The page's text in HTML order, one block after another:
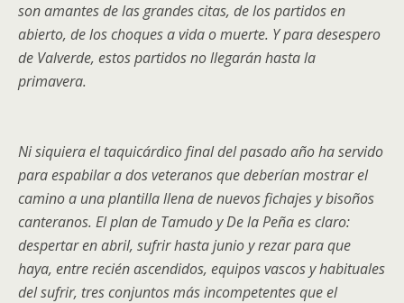
son amantes de las grandes citas, de los partidos en
abierto, de los choques a vida o muerte. Y para desespero
de Valverde, estos partidos no llegarán hasta la
primavera.
Ni siquiera el taquicárdico final del pasado año ha servido
para espabilar a dos veteranos que deberían mostrar el
camino a una plantilla llena de nuevos fichajes y bisoños
canteranos. El plan de Tamudo y De la Peña es claro:
despertar en abril, sufrir hasta junio y rezar para que
haya, entre recién ascendidos, equipos vascos y habituales
del sufrir, tres conjuntos más incompetentes que el